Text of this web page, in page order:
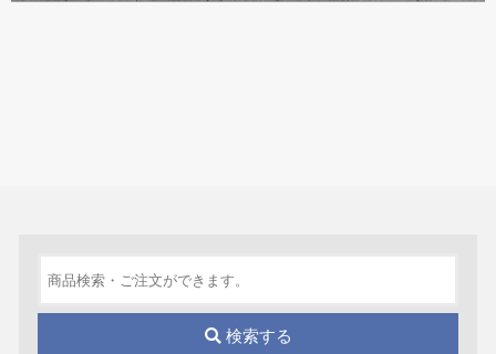
検索する